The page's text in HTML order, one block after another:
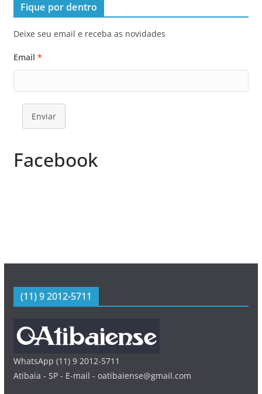
Fique por dentro
Deixe seu email e receba as novidades
Email *
Enviar
Facebook
(11) 9 2012-5711
WhatsApp (11) 9 2012-5711
Atibaia - SP - E-mail - oatibaiense@gmail.com